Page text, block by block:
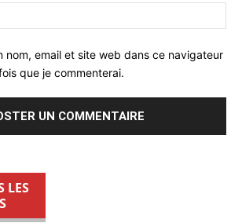
nom, email et site web dans ce navigateur
que je commenterai.
LES